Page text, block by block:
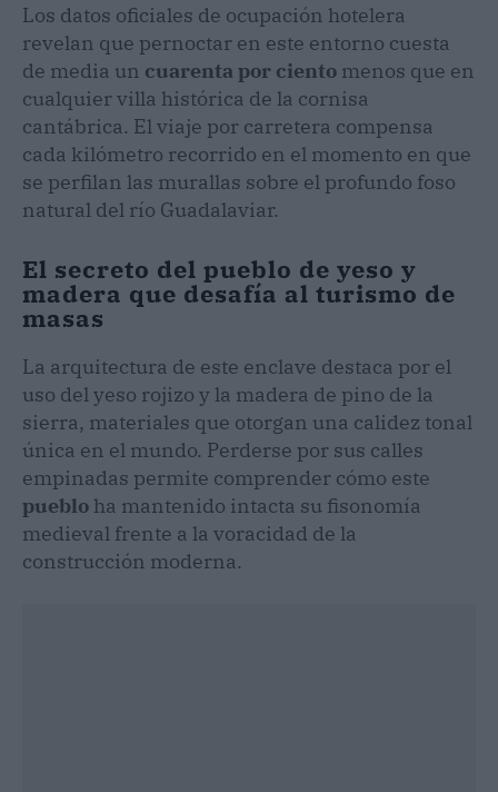
Los datos oficiales de ocupación hotelera
revelan que pernoctar en este entorno cuesta
de media un cuarenta por ciento menos que en
cualquier villa histórica de la cornisa
cantábrica. El viaje por carretera compensa
cada kilómetro recorrido en el momento en que
se perfilan las murallas sobre el profundo foso
natural del río Guadalaviar.
El secreto del pueblo de yeso y
madera que desafía al turismo de
masas
La arquitectura de este enclave destaca por el
uso del yeso rojizo y la madera de pino de la
sierra, materiales que otorgan una calidez tonal
única en el mundo. Perderse por sus calles
empinadas permite comprender cómo este
pueblo ha mantenido intacta su fisonomía
medieval frente a la voracidad de la
construcción moderna.